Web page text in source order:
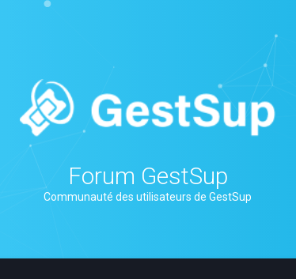
Forum GestSup
Communauté des utilisateurs de GestSup